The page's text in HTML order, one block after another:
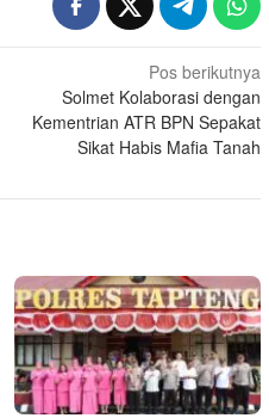
Pos berikutnya
Solmet Kolaborasi dengan
Kementrian ATR BPN Sepakat
Sikat Habis Mafia Tanah